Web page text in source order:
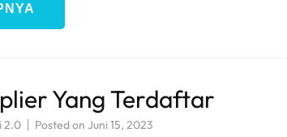
Yang Terdaftar
2.0 Posted on Juni 15, 2023